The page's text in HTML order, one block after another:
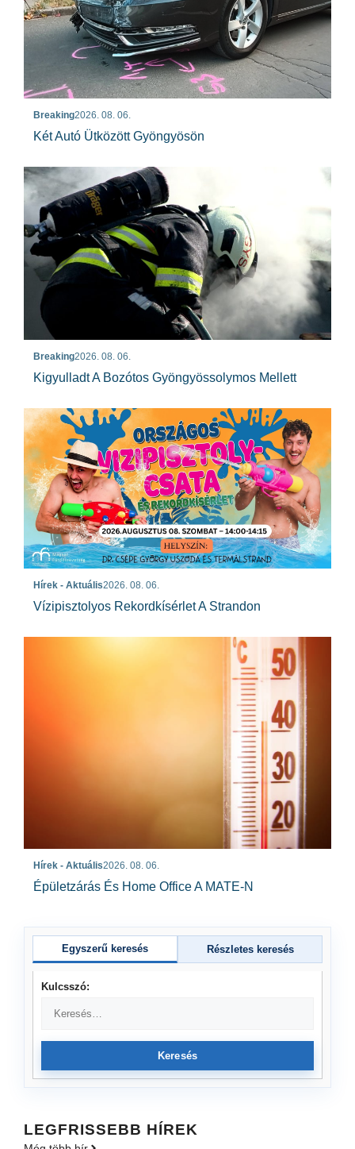
Breaking2026. 08. 06.
Két Autó Ütközött Gyöngyösön
Breaking2026. 08. 06.
Kigyulladt A Bozótos Gyöngyössolymos Mellett
Hírek - Aktuális2026. 08. 06.
Vízipisztolyos Rekordkísérlet A Strandon
Hírek - Aktuális2026. 08. 06.
Épületzárás És Home Office A MATE-N
Egyszerű keresés Részletes keresés
Kulcsszó:
Keresés
LEGFRISSEBB HÍREK